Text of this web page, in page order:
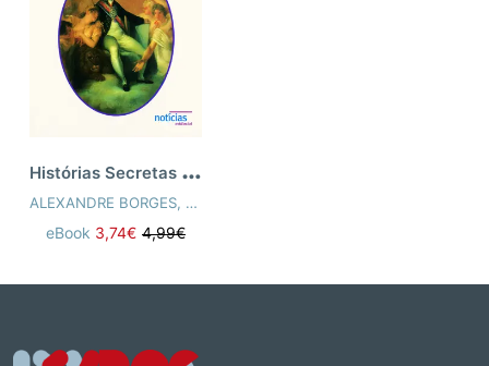
H
istórias Secretas De Reis Portugueses
ALEXANDRE BORGES, HUGO ROSA
eBook 3,74€ 4,99€